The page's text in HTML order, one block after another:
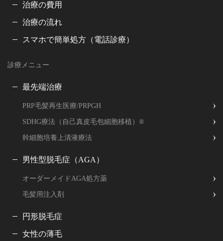
治療の費用
治療の流れ
スマホで簡単処方（電話診療）
診療メニュー
最先端治療
PRP毛髪再生医療/PRPGH
SDHG療法（自己真皮毛包細胞移植）®
幹細胞培養上清液療法
男性型脱毛症（AGA）
オーダーメイドAGA処方薬
毛髪用注入剤
円形脱毛症
女性の薄毛